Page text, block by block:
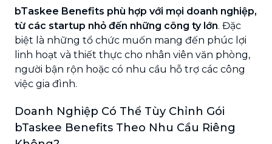
bTaskee Benefits phù hợp với mọi doanh nghiệp,
từ các startup nhỏ đến những công ty lớn. Đặc
biệt là những tổ chức muốn mang đến phúc lợi
linh hoạt và thiết thực cho nhân viên văn phòng,
người bận rộn hoặc có nhu cầu hỗ trợ các công
việc gia đình.
Doanh Nghiệp Có Thể Tùy Chỉnh Gói
bTaskee Benefits Theo Nhu Cầu Riêng